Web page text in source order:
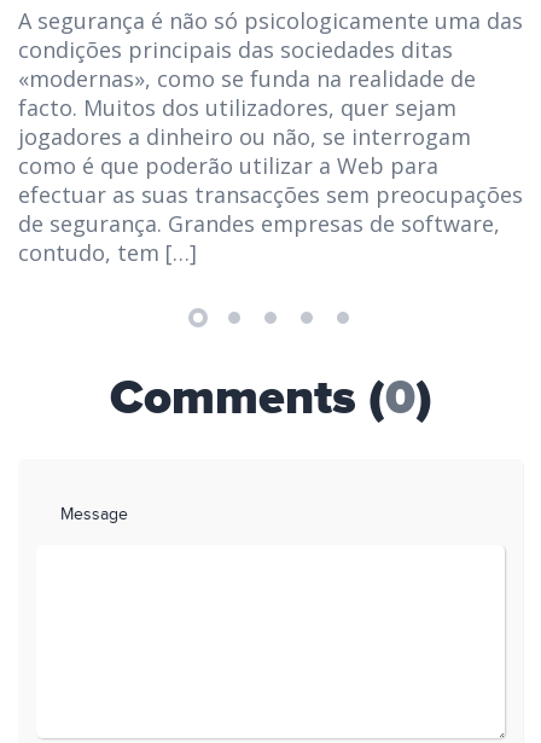
A segurança é não só psicologicamente uma das
condições principais das sociedades ditas
«modernas», como se funda na realidade de
facto. Muitos dos utilizadores, quer sejam
jogadores a dinheiro ou não, se interrogam
como é que poderão utilizar a Web para
efectuar as suas transacções sem preocupações
de segurança. Grandes empresas de software,
contudo, tem […]
Comments (0)
Message